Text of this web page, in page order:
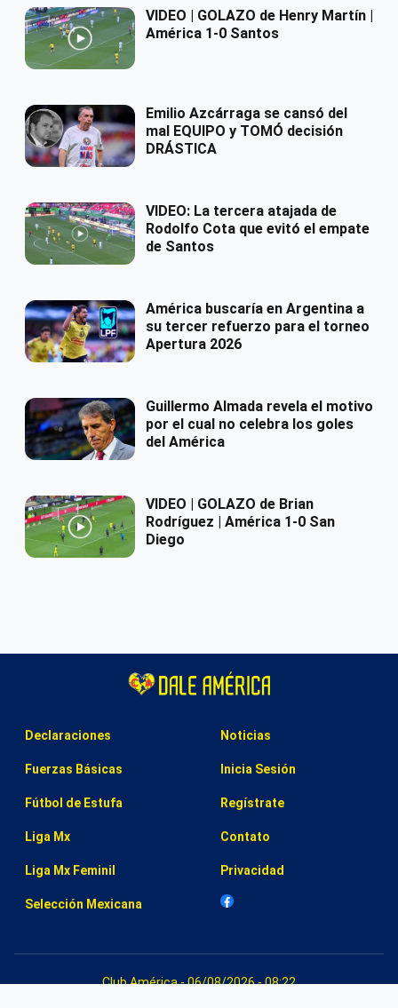
VIDEO | GOLAZO de Henry Martín |
América 1-0 Santos
Emilio Azcárraga se cansó del
mal EQUIPO y TOMÓ decisión
DRÁSTICA
VIDEO: La tercera atajada de
Rodolfo Cota que evitó el empate
de Santos
América buscaría en Argentina a
su tercer refuerzo para el torneo
Apertura 2026
Guillermo Almada revela el motivo
por el cual no celebra los goles
del América
VIDEO | GOLAZO de Brian
Rodríguez | América 1-0 San
Diego
Declaraciones
Fuerzas Básicas
Fútbol de Estufa
Liga Mx
Liga Mx Feminil
Selección Mexicana
Noticias
Inicia Sesión
Regístrate
Contato
Privacidad
Club América - 06/08/2026 - 08:22